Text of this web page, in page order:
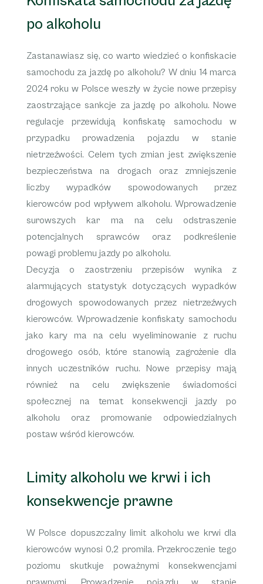
po alkoholu
Zastanawiasz się, co warto wiedzieć o konfiskacie
samochodu za jazdę po alkoholu? W dniu 14 marca
2024 roku w Polsce weszły w życie nowe przepisy
zaostrzające sankcje za jazdę po alkoholu. Nowe
regulacje przewidują konfiskatę samochodu w
przypadku prowadzenia pojazdu w stanie
nietrzeźwości. Celem tych zmian jest zwiększenie
bezpieczeństwa na drogach oraz zmniejszenie
liczby wypadków spowodowanych przez
kierowców pod wpływem alkoholu. Wprowadzenie
surowszych kar ma na celu odstraszenie
potencjalnych sprawców oraz podkreślenie
powagi problemu jazdy po alkoholu.
Decyzja o zaostrzeniu przepisów wynika z
alarmujących statystyk dotyczących wypadków
drogowych spowodowanych przez nietrzeźwych
kierowców. Wprowadzenie konfiskaty samochodu
jako kary ma na celu wyeliminowanie z ruchu
drogowego osób, które stanowią zagrożenie dla
innych uczestników ruchu. Nowe przepisy mają
również na celu zwiększenie świadomości
społecznej na temat konsekwencji jazdy po
alkoholu oraz promowanie odpowiedzialnych
postaw wśród kierowców.
Limity alkoholu we krwi i ich
konsekwencje prawne
W Polsce dopuszczalny limit alkoholu we krwi dla
kierowców wynosi 0,2 promila. Przekroczenie tego
poziomu skutkuje poważnymi konsekwencjami